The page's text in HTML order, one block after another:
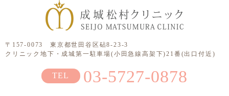
〒157-0073 東京都世田谷区砧8-23-3
クリニック地下・成城第一駐車場(小田急線高架下)21番(出口付近)
03-5727-0878